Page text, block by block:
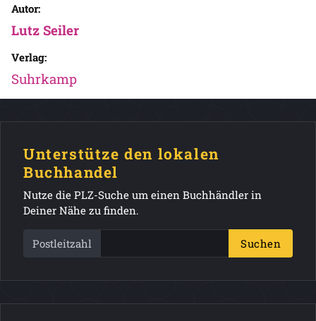
Autor:
Lutz Seiler
Verlag:
Suhrkamp
Unterstütze den lokalen
Buchhandel
Nutze die PLZ-Suche um einen Buchhändler in
Deiner Nähe zu finden.
Postleitzahl Suchen